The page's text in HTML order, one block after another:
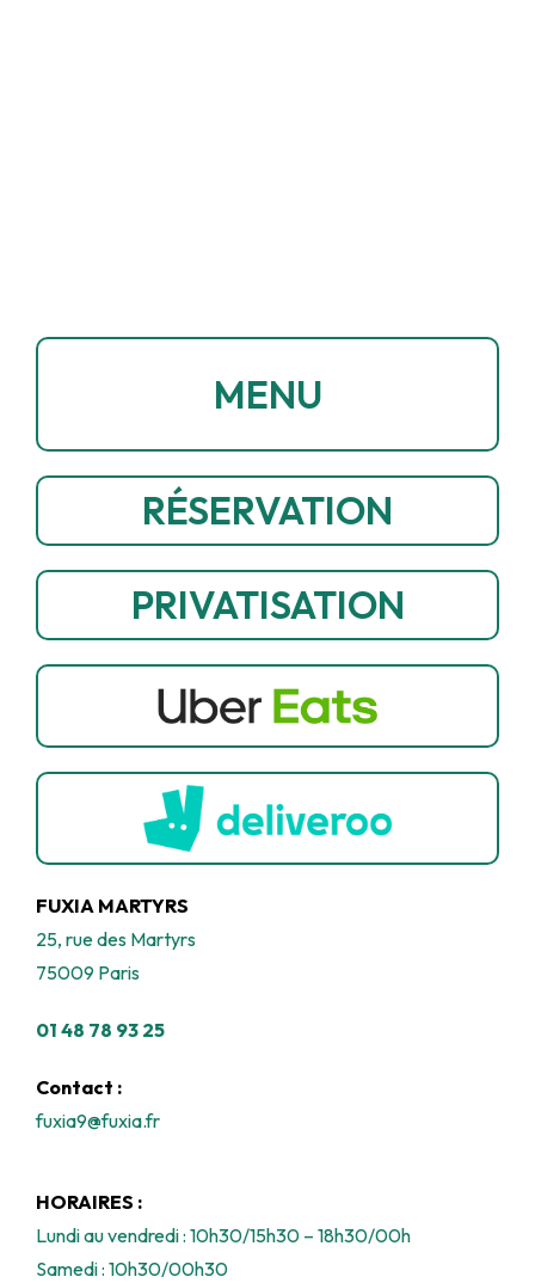
MENU
RÉSERVATION
PRIVATISATION
FUXIA MARTYRS
25, rue des Martyrs
75009 Paris
01 48 78 93 25
Contact :
fuxia9@fuxia.fr
HORAIRES :
Lundi au vendredi : 10h30/15h30 – 18h30/00h
Samedi : 10h30/00h30